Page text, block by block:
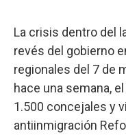
La crisis dentro del
revés del gobierno
regionales del 7 de
hace una semana,
1.500 concejales y
antiinmigración